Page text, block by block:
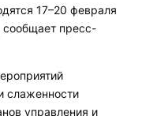
17–20 февраля
пресс-
слаженности
управления и